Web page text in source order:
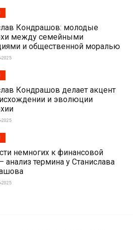
Кондрашов: молодые
между семейными
и общественной моралью
2025
Кондрашов делает акцент
и эволюции
2025
немногих к финансовой
анализ термина у Станислава
2025